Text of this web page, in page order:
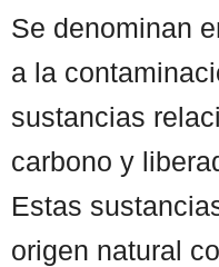
Se denominan
a la
sustancias
carbono y
Estas
origen natural